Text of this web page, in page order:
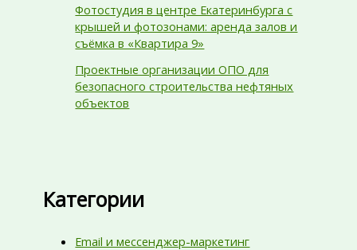
Фотостудия в центре Екатеринбурга с
крышей и фотозонами: аренда залов и
съёмка в «Квартира 9»
Проектные организации ОПО для
безопасного строительства нефтяных
объектов
Категории
Email и мессенджер-маркетинг